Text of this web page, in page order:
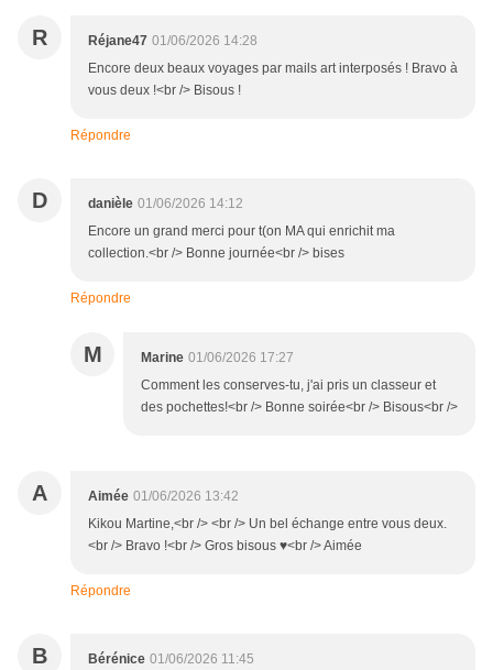
R Réjane47 01/06/2026 14:28
Encore deux beaux voyages par mails art interposés ! Bravo à
vous deux !<br /> Bisous !
Répondre
D danièle 01/06/2026 14:12
Encore un grand merci pour t(on MA qui enrichit ma
collection.<br /> Bonne journée<br /> bises
Répondre
M Marine 01/06/2026 17:27
Comment les conserves-tu, j'ai pris un classeur et
des pochettes!<br /> Bonne soirée<br /> Bisous<br />
A Aimée 01/06/2026 13:42
Kikou Martine,<br /> <br /> Un bel échange entre vous deux.
<br /> Bravo !<br /> Gros bisous ♥<br /> Aimée
Répondre
B Bérénice 01/06/2026 11:45